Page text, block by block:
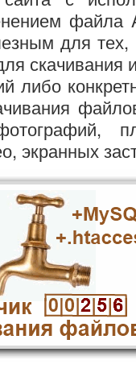
файла
для тех,
скачивания
либо
экранных